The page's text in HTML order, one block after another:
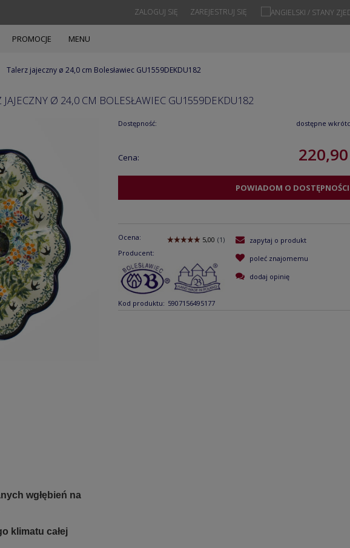
ZAREJESTRUJ SIĘ
ZALOGUJ SIĘ
PROMOCJE MENU
Talerz jajeczny ø 24,0 cm Bolesławiec GU1559DEKDU182
JAJECZNY Ø 24,0 CM BOLESŁAWIEC GU1559DEKDU182
Dostępność: dostępne
Cena: 220,90
POWIADOM O DOSTĘPNOŚCI
Ocena:
Producent:
Kod produktu: 5907156495177
zapytaj o produkt
poleć znajomemu
dodaj opinię
wgłębień na
klimatu całej